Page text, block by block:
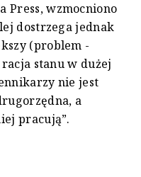
Press, wzmocniono
dostrzega jednak
(problem -
stanu w dużej
nie jest
a
pracują”.